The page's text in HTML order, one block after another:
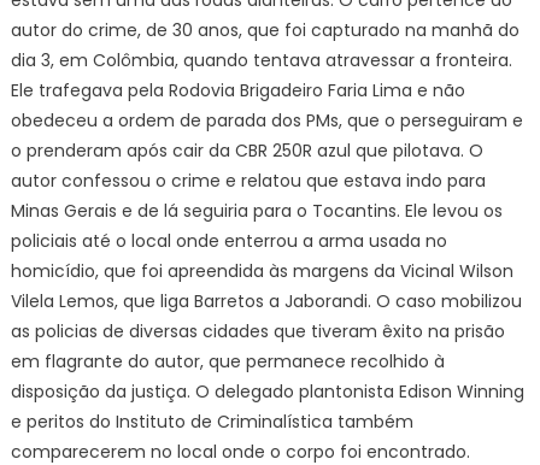
autor do crime, de 30 anos, que foi capturado na manhã do
dia 3, em Colômbia, quando tentava atravessar a fronteira.
Ele trafegava pela Rodovia Brigadeiro Faria Lima e não
obedeceu a ordem de parada dos PMs, que o perseguiram e
o prenderam após cair da CBR 250R azul que pilotava. O
autor confessou o crime e relatou que estava indo para
Minas Gerais e de lá seguiria para o Tocantins. Ele levou os
policiais até o local onde enterrou a arma usada no
homicídio, que foi apreendida às margens da Vicinal Wilson
Vilela Lemos, que liga Barretos a Jaborandi. O caso mobilizou
as policias de diversas cidades que tiveram êxito na prisão
em flagrante do autor, que permanece recolhido à
disposição da justiça. O delegado plantonista Edison Winning
e peritos do Instituto de Criminalística também
comparecerem no local onde o corpo foi encontrado.